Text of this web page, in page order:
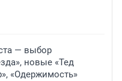
— выбор
новые «Тед
«Одержимость»